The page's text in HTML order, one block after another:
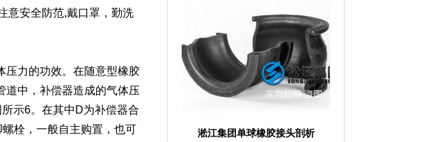
意安全防范,戴口罩，勤洗
压力的功效。在随意型橡胶
道中，补偿器造成的气体压
示6。在其中D为补偿器合
栓，一般自主购置，也可
淞江集团单球橡胶接头剖析